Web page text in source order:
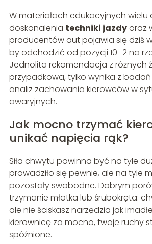
W materiałach edukacyjnych wielu
doskonalenia techniki jazdyoraz
producentów aut pojawia się dziś
by odchodzić od pozycji 10–2 na
Jednolita rekomendacja z różnych
przypadkowa, tylko wynika z
analiz zachowania kierowców w
awaryjnych.
Jak mocno trzymać
unikać napięcia rąk?
Siła chwytu powinna być na tyle
prowadziło się pewnie, ale na tyle
pozostały swobodne. Dobrym
trzymanie młotka lub śrubokręta:
ale nie ściskasz narzędzia jak
kierownicę za mocno, twoje ruchy
spóźnione.